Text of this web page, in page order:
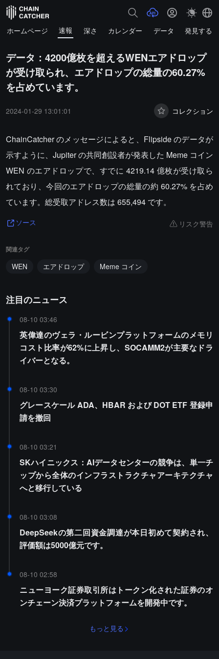
ホームページ 速報 深さ カレンダー データ 発見する
データ：4200億枚を超えるWENエアドロップ
が受け取られ、エアドロップの総量の60.27%
を占めています。
2024-01-29 13:01:01 コレクション
ChainCatcher のメッセージによると、Flipside のデータが
示すように、Jupiter の共同創設者が発表した Meme コイン
WEN のエアドロップで、すでに 4219.14 億枚が受け取ら
れており、今回のエアドロップの総量の約 60.27% を占め
ています。総受取アドレス数は 655,494 です。
ソース リスク警告
関連タグ
WEN エアドロップ Meme コイン
注目のニュース
08-10 03:46
英偉達のヴェラ・ルービンプラットフォームのメモリ
コスト比率が62%に上昇し、SOCAMM2が主要なドラ
イバーとなる。
08-10 03:30
グレースケール ADA、HBAR および DOT ETF 登録申
請を撤回
08-10 03:21
SKハイニックス：AIデータセンターの競争は、単一チ
ップから全体のインフラストラクチャアーキテクチャ
へと移行している
08-10 03:08
DeepSeekの第二回資金調達が本日初めて契約され、
評価額は5000億元です。
08-10 02:58
ニューヨーク証券取引所はトークン化された証券のオ
ンチェーン決済プラットフォームを開発中です。
もっと見る